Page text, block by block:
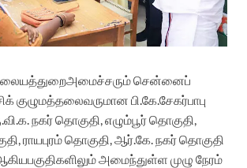
சென்னைப்
குழுமத்தலைவருமான பி.கே.சேகர்பாபு
நகர் தொகுதி, எழும்பூர் தொகுதி,
ராயபுரம் தொகுதி, ஆர்.கே. நகர் தொகுதி
அமைந்துள்ள முழு நேரம்